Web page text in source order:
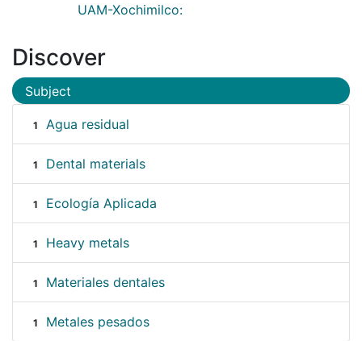
UAM-Xochimilco:
Discover
Subject
1 Agua residual
1 Dental materials
1 Ecología Aplicada
1 Heavy metals
1 Materiales dentales
1 Metales pesados